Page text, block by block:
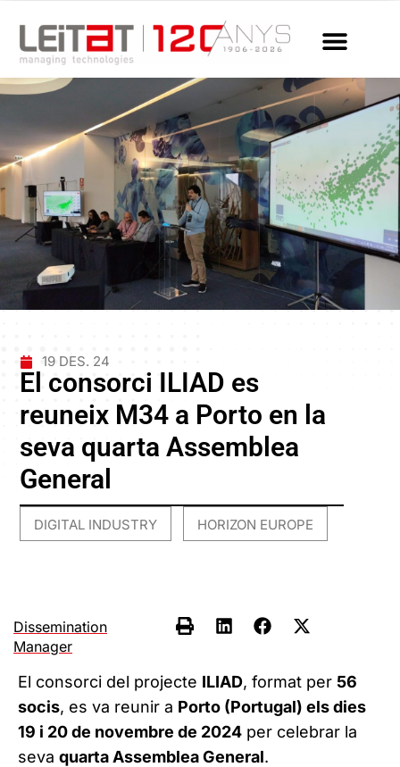
19 DES. 24
El consorci ILIAD es
reuneix M34 a Porto en la
seva quarta Assemblea
General
DIGITAL INDUSTRY HORIZON EUROPE
Dissemination
Manager
El consorci del projecte ILIAD, format per 56
socis, es va reunir a Porto (Portugal) els dies
19 i 20 de novembre de 2024 per celebrar la
seva quarta Assemblea General.